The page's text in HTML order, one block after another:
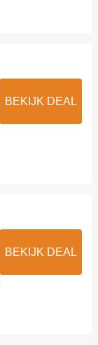
BEKIJK DEAL
BEKIJK DEAL